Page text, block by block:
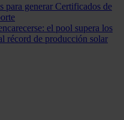
para generar Certificados de
el pool supera los
récord de producción solar